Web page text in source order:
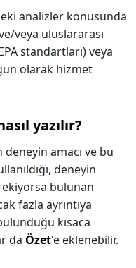
analizler konusunda
veya uluslararası
standartları) veya
olarak hizmet
yazılır?
amacı ve bu
deneyin
bulunan
fazla ayrıntıya
kısaca
da Özet'e eklenebilir.